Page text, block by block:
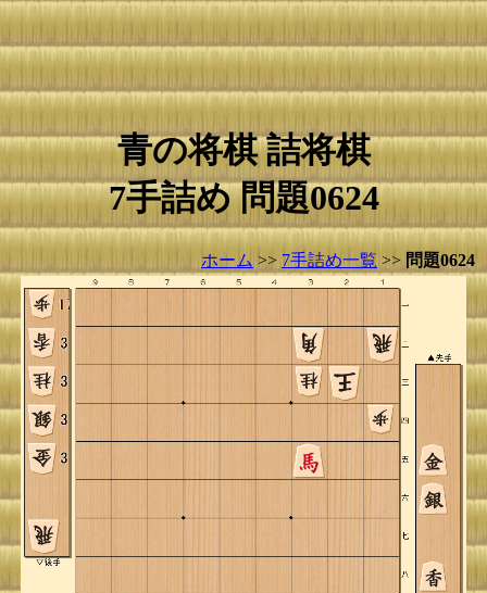
青の将棋 詰将棋
7手詰め 問題0624
ホーム >> 7手詰め一覧 >> 問題0624